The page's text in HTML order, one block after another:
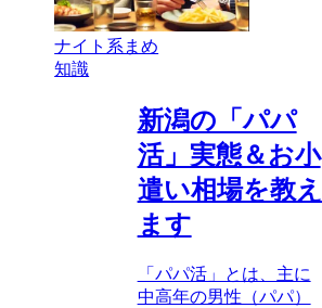
ナイト系まめ
知識
新潟の「パパ
活」実態＆お小
遣い相場を教え
ます
「パパ活」とは、主に
中高年の男性（パパ）